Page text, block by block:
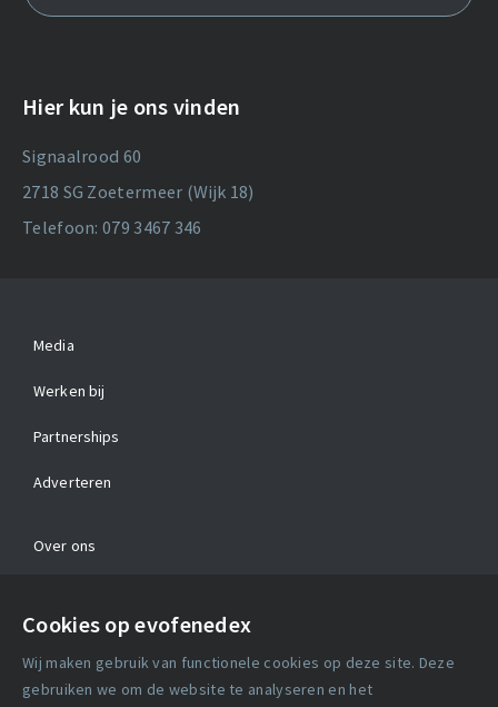
Cookies op evofenedex
Wij maken gebruik van functionele cookies op deze site. Deze
gebruiken we om de website te analyseren en het
Hier kun je ons vinden
Signaalrood 60
2718 SG Zoetermeer (Wijk 18)
Telefoon: 079 3467 346
Media
Werken bij
Partnerships
Adverteren
Over ons
Algemene voorwaarden
Cookie verklaring